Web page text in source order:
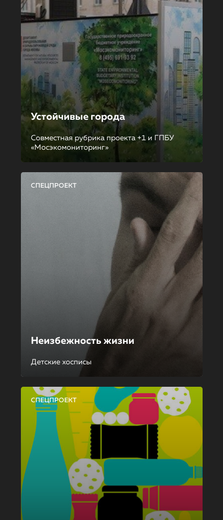
Устойчивые города
Совместная рубрика проекта +1 и ГПБУ
«Мосэкомониторинг»
СПЕЦПРОЕКТ
Неизбежность жизни
Детские хосписы
СПЕЦПРОЕКТ